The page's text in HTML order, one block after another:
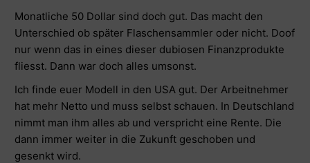
Monatliche 50 Dollar sind doch gut. Das macht den
Unterschied ob später Flaschensammler oder nicht. Doof
nur wenn das in eines dieser dubiosen Finanzprodukte
fliesst. Dann war doch alles umsonst.
Ich finde euer Modell in den USA gut. Der Arbeitnehmer
hat mehr Netto und muss selbst schauen. In Deutschland
nimmt man ihm alles ab und verspricht eine Rente. Die
dann immer weiter in die Zukunft geschoben und
gesenkt wird.